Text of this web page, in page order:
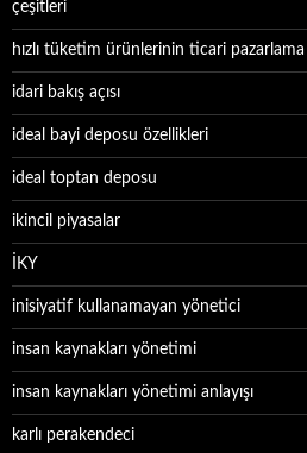
çeşitleri
hızlı tüketim ürünlerinin ticari pazarlama
idari bakış açısı
ideal bayi deposu özellikleri
ideal toptan deposu
ikincil piyasalar
İKY
inisiyatif kullanamayan yönetici
insan kaynakları yönetimi
insan kaynakları yönetimi anlayışı
karlı perakendeci